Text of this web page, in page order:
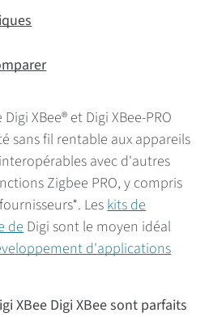
XBee® et Digi XBee-PRO
sans fil rentable aux appareils
avec d'autres
Zigbee PRO, y compris
Leskits de
deDigi sont le moyen idéal
d'applications
XBee Digi XBee sont parfaits